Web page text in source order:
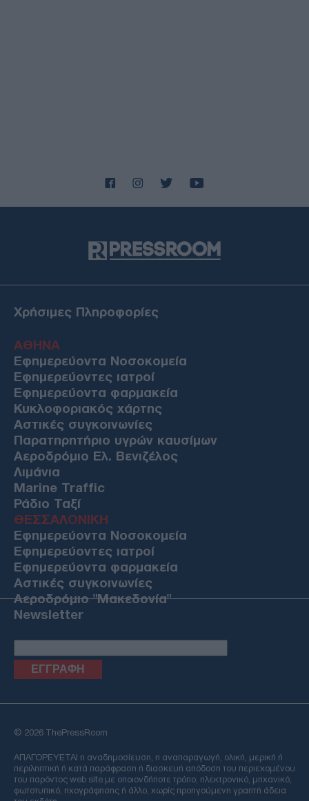
Χρήσιμες Πληροφορίες
ΑΘΗΝΑ
Εφημερεύοντα Νοσοκομεία
Εφημερεύοντες ιατροί
Εφημερεύοντα φαρμακεία
Κυκλοφοριακός χάρτης
Αστικές συγκοινωνίες
Παρατηρητήριο υγρών καυσίμων
Αεροδρόμιο Ελ. Βενιζέλος
Λιμάνια
Marine Traffic
Ράδιο Ταξί
ΘΕΣΣΑΛΟΝΙΚΗ
Εφημερεύοντα Νοσοκομεία
Εφημερεύοντες ιατροί
Εφημερεύοντα φαρμακεία
Αστικές συγκοινωνίες
Αεροδρόμιο "Μακεδονία"
Newsletter
Email
© 2026 ThePressRoom
ΑΠΑΓΟΡΕΥΕΤΑΙ η αναδημοσίευση, η αναπαραγωγή, ολική, μερική ή
περιληπτική ή κατά παράφραση ή διασκευή απόδοση του περιεχομένου
του παρόντος web site με οποιονδήποτε τρόπο, ηλεκτρονικό, μηχανικό,
φωτοτυπικό, ηχογράφησης ή άλλο, χωρίς προηγούμενη γραπτή άδεια